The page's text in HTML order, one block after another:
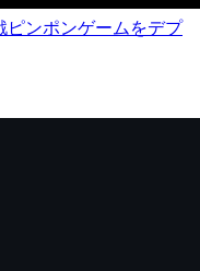
ピンポンゲームをデプ